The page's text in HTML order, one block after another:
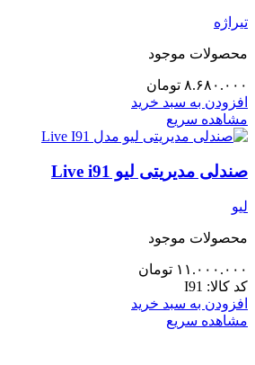
تیراژه
محصولات موجود
۸.۶۸۰.۰۰۰ تومان
افزودن به سبد خرید
مشاهده سریع
صندلی مدیریتی لیو Live i91
لیو
محصولات موجود
۱۱.۰۰۰.۰۰۰ تومان
کد کالا: I91
افزودن به سبد خرید
مشاهده سریع